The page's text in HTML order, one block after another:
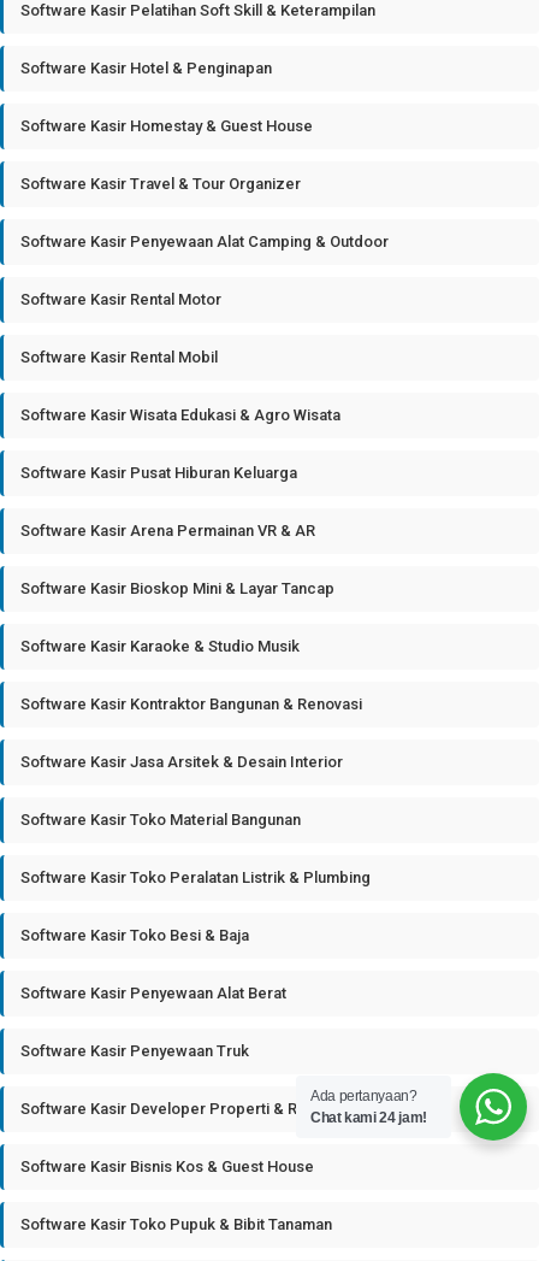
Software Kasir Pelatihan Soft Skill & Keterampilan
Software Kasir Hotel & Penginapan
Software Kasir Homestay & Guest House
Software Kasir Travel & Tour Organizer
Software Kasir Penyewaan Alat Camping & Outdoor
Software Kasir Rental Motor
Software Kasir Rental Mobil
Software Kasir Wisata Edukasi & Agro Wisata
Software Kasir Pusat Hiburan Keluarga
Software Kasir Arena Permainan VR & AR
Software Kasir Bioskop Mini & Layar Tancap
Software Kasir Karaoke & Studio Musik
Software Kasir Kontraktor Bangunan & Renovasi
Software Kasir Jasa Arsitek & Desain Interior
Software Kasir Toko Material Bangunan
Software Kasir Toko Peralatan Listrik & Plumbing
Software Kasir Toko Besi & Baja
Software Kasir Penyewaan Alat Berat
Software Kasir Penyewaan Truk
Software Kasir Developer Properti & Real Estate
Software Kasir Bisnis Kos & Guest House
Software Kasir Toko Pupuk & Bibit Tanaman
Ada pertanyaan?
Chat kami 24 jam!